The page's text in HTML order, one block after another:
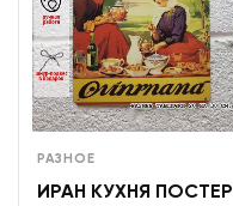
РАЗНОЕ
ИРАН КУХНЯ ПОСТЕР